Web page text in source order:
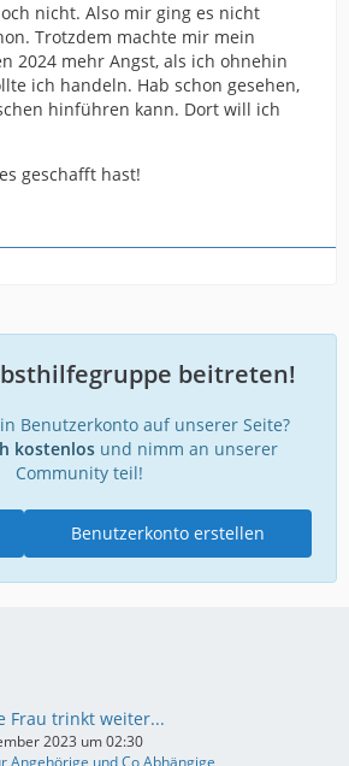
nicht. Also mir ging es nicht
Trotzdem machte mir mein
2024 mehr Angst, als ich ohnehin
ich handeln. Hab schon gesehen,
hinführen kann. Dort will ich
geschafft hast!
beitreten!
Benutzerkonto auf unserer Seite?
kostenlos und nimm an unserer
Community teil!
Benutzerkonto erstellen
Frau trinkt weiter...
2023 um 02:30
Angehörige und Co Abhängige